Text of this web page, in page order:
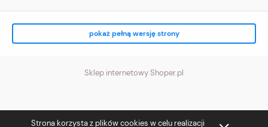
Strona korzysta z plików cookies w celu realizacji
pokaż pełną wersję strony
Sklep internetowy Shoper.pl